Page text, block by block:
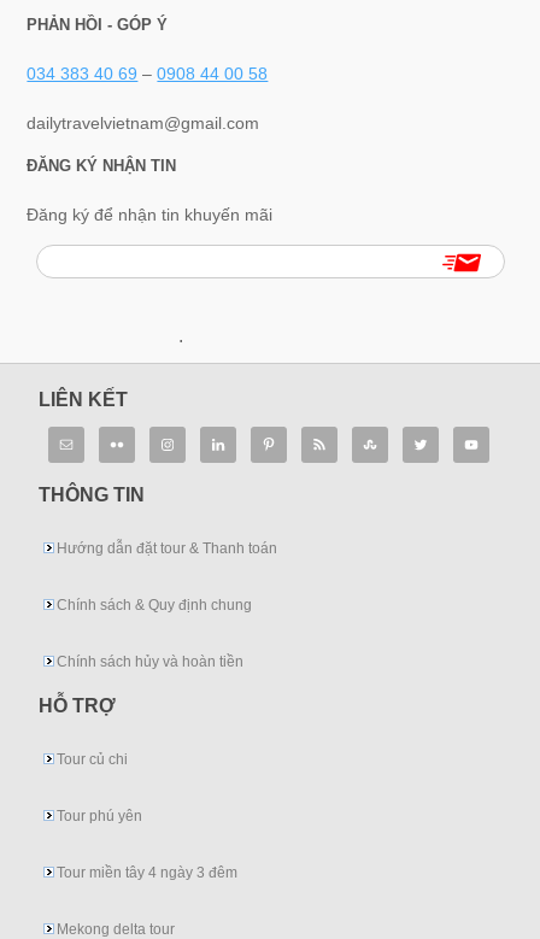
PHẢN HỒI - GÓP Ý
034 383 40 69 –0908 44 00 58
dailytravelvietnam@gmail.com
ĐĂNG KÝ NHẬN TIN
Đăng ký để nhận tin khuyến mãi
.
LIÊN KẾT
THÔNG TIN
Hướng dẫn đặt tour & Thanh toán
Chính sách & Quy định chung
Chính sách hủy và hoàn tiền
HỖ TRỢ
Tour củ chi
Tour phú yên
Tour miền tây 4 ngày 3 đêm
Mekong delta tour